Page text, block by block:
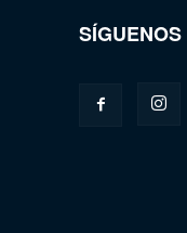
SÍGUENOS